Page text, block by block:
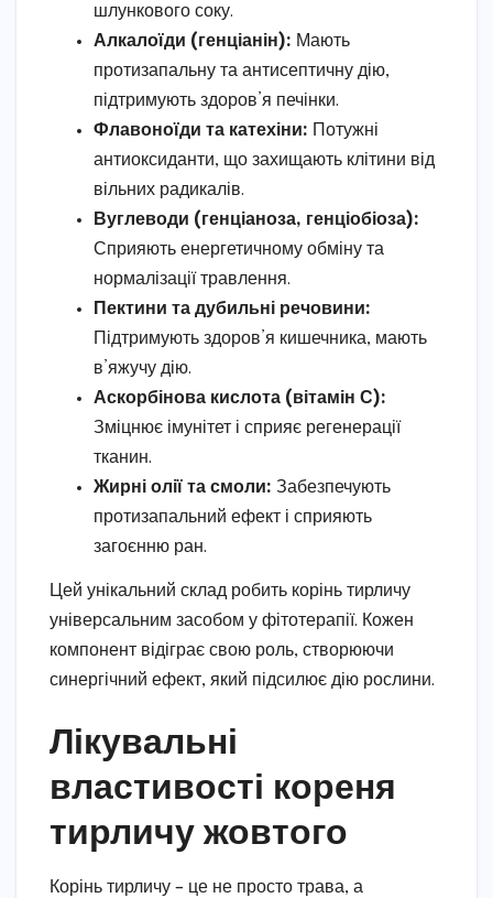
шлункового соку.
Алкалоїди (генціанін): Мають
протизапальну та антисептичну дію,
підтримують здоров’я печінки.
Флавоноїди та катехіни: Потужні
антиоксиданти, що захищають клітини від
вільних радикалів.
Вуглеводи (генціаноза, генціобіоза):
Сприяють енергетичному обміну та
нормалізації травлення.
Пектини та дубильні речовини:
Підтримують здоров’я кишечника, мають
в’яжучу дію.
Аскорбінова кислота (вітамін С):
Зміцнює імунітет і сприяє регенерації
тканин.
Жирні олії та смоли: Забезпечують
протизапальний ефект і сприяють
загоєнню ран.
Цей унікальний склад робить корінь тирличу
універсальним засобом у фітотерапії. Кожен
компонент відіграє свою роль, створюючи
синергічний ефект, який підсилює дію рослини.
Лікувальні
властивості кореня
тирличу жовтого
Корінь тирличу – це не просто трава, а